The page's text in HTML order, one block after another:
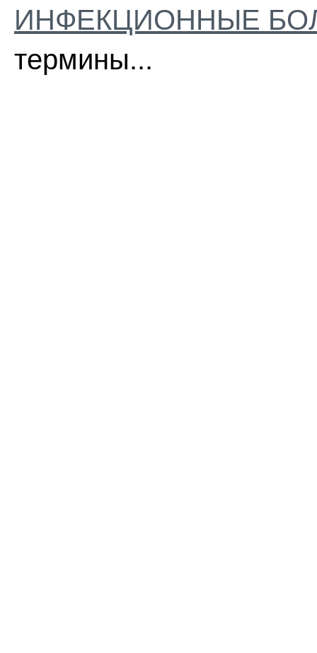
ИНФЕКЦИОННЫЕ
термины...